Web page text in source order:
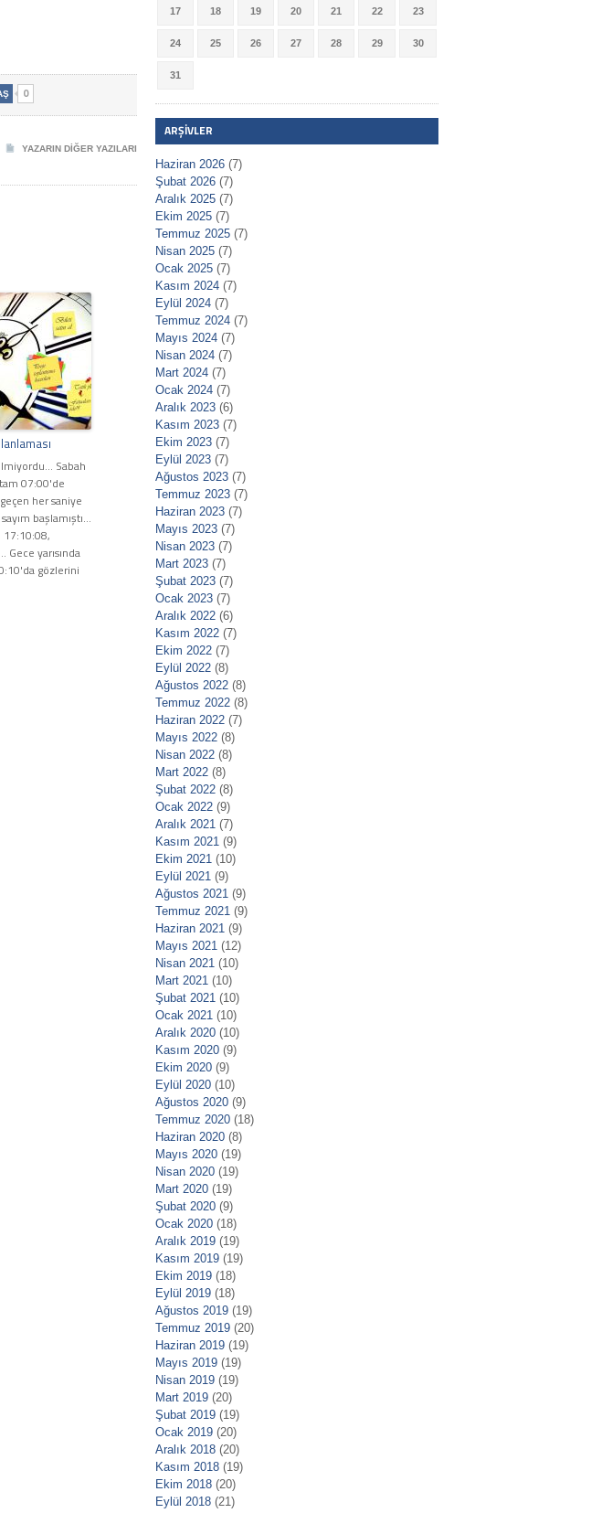
0
YAZARIN DIĞER YAZILARI
Sabah
07:00'de
geçen her saniye
başlamıştı...
17:10:08,
Gece yarısında
gözlerini
17 18 19 20 21 22 23
24 25 26 27 28 29 30
31
ARŞIVLER
Haziran 2026 (7)
Şubat 2026 (7)
Aralık 2025 (7)
Ekim 2025 (7)
Temmuz 2025 (7)
Nisan 2025 (7)
Ocak 2025 (7)
Kasım 2024 (7)
Eylül 2024 (7)
Temmuz 2024 (7)
Mayıs 2024 (7)
Nisan 2024 (7)
Mart 2024 (7)
Ocak 2024 (7)
Aralık 2023 (6)
Kasım 2023 (7)
Ekim 2023 (7)
Eylül 2023 (7)
Ağustos 2023 (7)
Temmuz 2023 (7)
Haziran 2023 (7)
Mayıs 2023 (7)
Nisan 2023 (7)
Mart 2023 (7)
Şubat 2023 (7)
Ocak 2023 (7)
Aralık 2022 (6)
Kasım 2022 (7)
Ekim 2022 (7)
Eylül 2022 (8)
Ağustos 2022 (8)
Temmuz 2022 (8)
Haziran 2022 (7)
Mayıs 2022 (8)
Nisan 2022 (8)
Mart 2022 (8)
Şubat 2022 (8)
Ocak 2022 (9)
Aralık 2021 (7)
Kasım 2021 (9)
Ekim 2021 (10)
Eylül 2021 (9)
Ağustos 2021 (9)
Temmuz 2021 (9)
Haziran 2021 (9)
Mayıs 2021 (12)
Nisan 2021 (10)
Mart 2021 (10)
Şubat 2021 (10)
Ocak 2021 (10)
Aralık 2020 (10)
Kasım 2020 (9)
Ekim 2020 (9)
Eylül 2020 (10)
Ağustos 2020 (9)
Temmuz 2020 (18)
Haziran 2020 (8)
Mayıs 2020 (19)
Nisan 2020 (19)
Mart 2020 (19)
Şubat 2020 (9)
Ocak 2020 (18)
Aralık 2019 (19)
Kasım 2019 (19)
Ekim 2019 (18)
Eylül 2019 (18)
Ağustos 2019 (19)
Temmuz 2019 (20)
Haziran 2019 (19)
Mayıs 2019 (19)
Nisan 2019 (19)
Mart 2019 (20)
Şubat 2019 (19)
Ocak 2019 (20)
Aralık 2018 (20)
Kasım 2018 (19)
Ekim 2018 (20)
Eylül 2018 (21)